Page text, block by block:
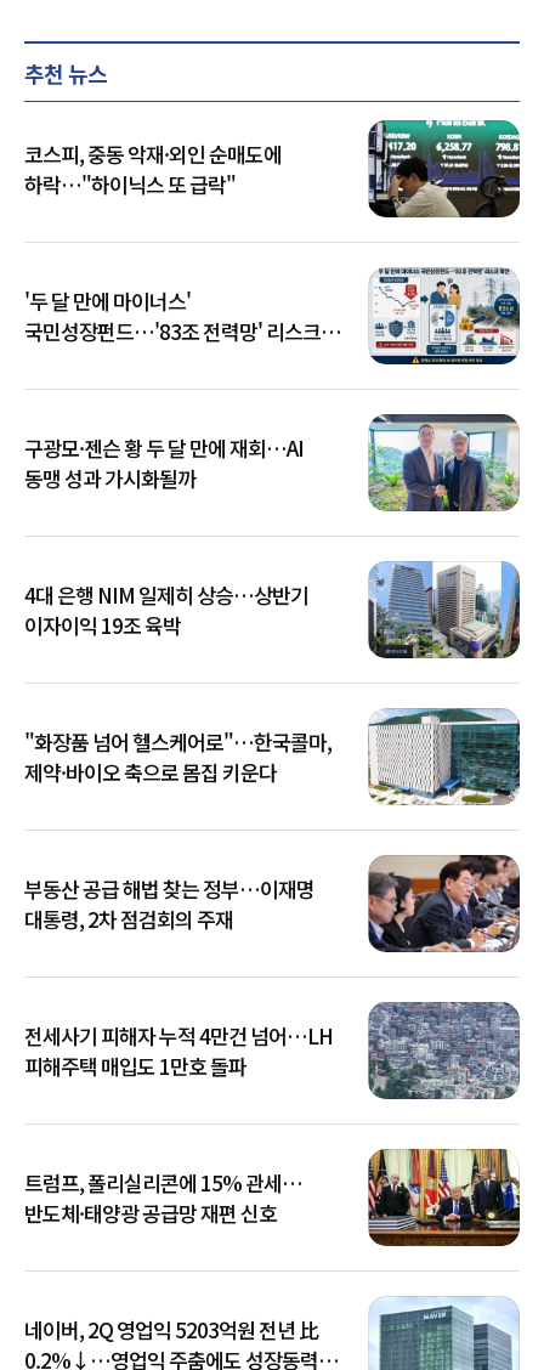
추천 뉴스
코스피, 중동 악재·외인 순매도에
하락…"하이닉스 또 급락"
'두 달 만에 마이너스'
국민성장펀드…'83조 전력망' 리스크
구광모·젠슨 황 두 달 만에 재회…AI
동맹 성과 가시화될까
4대 은행 NIM 일제히 상승…상반기
이자이익 19조 육박
"화장품 넘어 헬스케어로"…한국콜마,
제약·바이오 축으로 몸집 키운다
부동산 공급 해법 찾는 정부…이재명
대통령, 2차 점검회의 주재
전세사기 피해자 누적 4만건 넘어…LH
피해주택 매입도 1만호 돌파
트럼프, 폴리실리콘에 15% 관세…
반도체·태양광 공급망 재편 신호
네이버, 2Q 영업익 5203억원 전년 比
0.2%↓…영업익 주춤에도 성장동력